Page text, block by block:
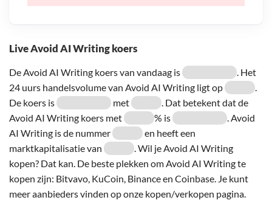
Live Avoid AI Writing koers
De Avoid AI Writing koers van vandaag is
. Het
24 uurs handelsvolume van Avoid AI Writing ligt op
.
De koers is
met
. Dat betekent dat de
Avoid AI Writing koers met
% is
. Avoid
AI Writing is de nummer
en heeft een
marktkapitalisatie van
. Wil je Avoid AI Writing
kopen? Dat kan. De beste plekken om Avoid AI Writing te
kopen zijn: Bitvavo, KuCoin, Binance en Coinbase. Je kunt
meer aanbieders vinden op onze kopen/verkopen pagina.